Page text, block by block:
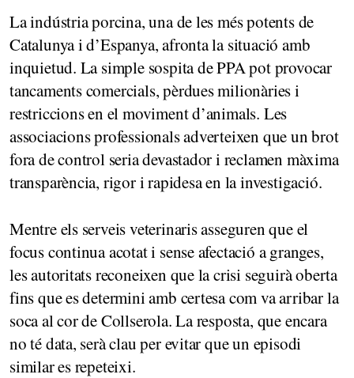
La indústria porcina, una de les més potents de
Catalunya i d’Espanya, afronta la situació amb
inquietud. La simple sospita de PPA pot provocar
tancaments comercials, pèrdues milionàries i
restriccions en el moviment d’animals. Les
associacions professionals adverteixen que un brot
fora de control seria devastador i reclamen màxima
transparència, rigor i rapidesa en la investigació.
Mentre els serveis veterinaris asseguren que el
focus continua acotat i sense afectació a granges,
les autoritats reconeixen que la crisi seguirà oberta
fins que es determini amb certesa com va arribar la
soca al cor de Collserola. La resposta, que encara
no té data, serà clau per evitar que un episodi
similar es repeteixi.